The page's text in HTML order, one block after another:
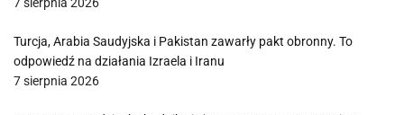
Turcja, Arabia Saudyjska i Pakistan zawarły pakt obronny. To
odpowiedź na działania Izraela i Iranu
7 sierpnia 2026